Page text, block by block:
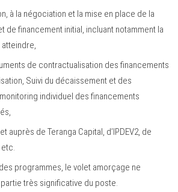
à la négociation et la mise en place de la
de financement initial, incluant notamment la
atteindre,
de contractualisation des financements
Suivi du décaissement et des
individuel des financements
auprès de Teranga Capital, d’IPDEV2, de
etc.
programmes, le volet amorçage ne
très significative du poste.